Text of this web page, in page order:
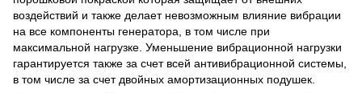
воздействий и также делает невозможным влияние вибрации
на все компоненты генератора, в том числе при
максимальной нагрузке. Уменьшение вибрационной нагрузки
гарантируется также за счет всей антивибрационной системы,
в том числе за счет двойных амортизационных подушек.